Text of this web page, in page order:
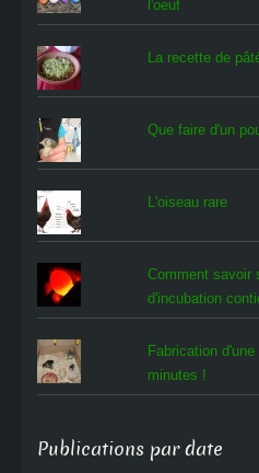
l'oeuf
La recette de
Que faire d'un
L'oiseau rare
Comment
d'incubation
Fabrication
minutes !
Publications par date